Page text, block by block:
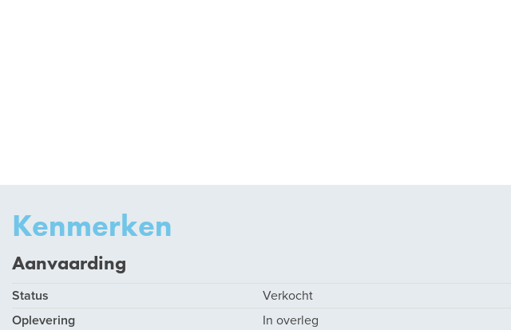
Kenmerken
Aanvaarding
Status
Verkocht
Oplevering
In overleg